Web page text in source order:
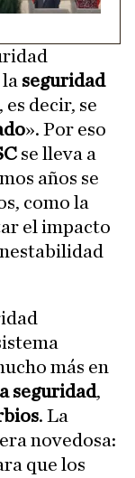
seguridad
decir, se
». Por eso
se lleva a
años se
como la
el impacto
más en
seguridad,
. La
novedosa:
que los